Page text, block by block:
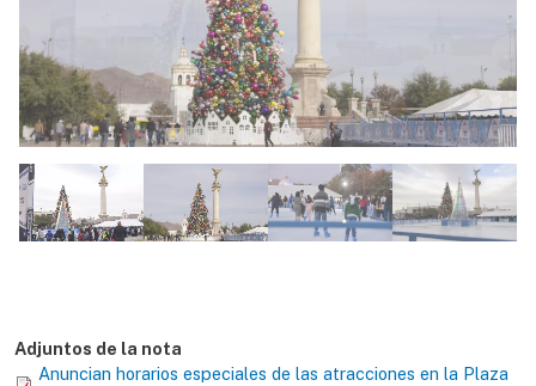
Adjuntos de la nota
Anuncian horarios especiales de las atracciones en la Plaza